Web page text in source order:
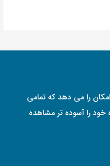
را می دهد که تمامی
خود را آسوده تر مشاهده